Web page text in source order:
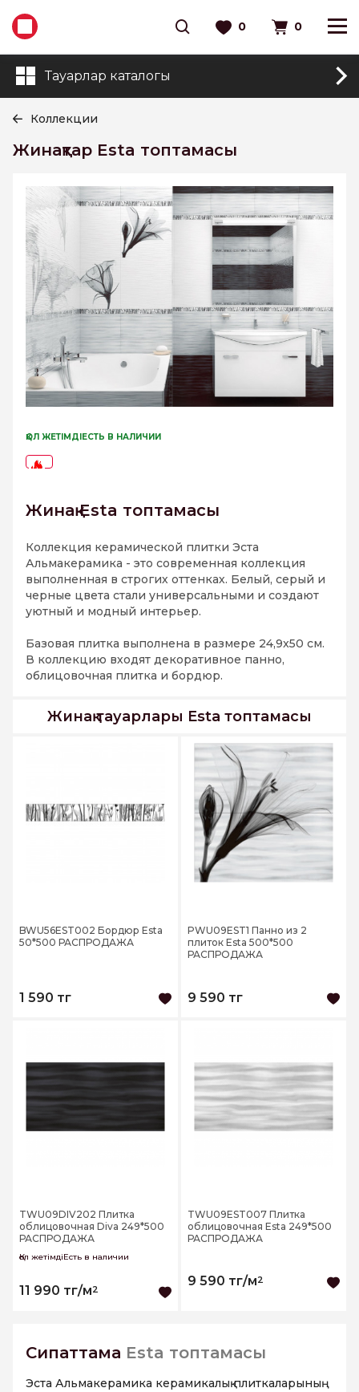
0 0
Тауарлар каталогы
Коллекции
Жинақтар Esta топтамасы
ҚОЛ ЖЕТІМДІЕСТЬ В НАЛИЧИИ
Жинақ Esta топтамасы
Коллекция керамической плитки Эста
Альмакерамика - это современная коллекция
выполненная в строгих оттенках. Белый, серый и
черные цвета стали универсальными и создают
уютный и модный интерьер.
Базовая плитка выполнена в размере 24,9x50 см.
В коллекцию входят декоративное панно,
облицовочная плитка и бордюр.
Жинақ тауарлары Esta топтамасы
BWU56EST002 Бордюр Esta
50*500 РАСПРОДАЖА
1 590 тг
PWU09EST1 Панно из 2
плиток Esta 500*500
РАСПРОДАЖА
9 590 тг
TWU09DIV202 Плитка
облицовочная Diva 249*500
РАСПРОДАЖА
Қол жетімдіЕсть в наличии
11 990 тг/м2
TWU09EST007 Плитка
облицовочная Esta 249*500
РАСПРОДАЖА
9 590 тг/м2
Сипаттама Esta топтамасы
Эста Альмакерамика керамикалық плиткаларының